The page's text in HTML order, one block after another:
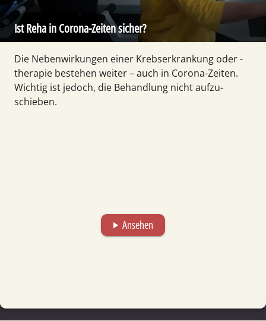
Ist Reha in Corona-Zeiten sicher?
Die Neben­wirkungen einer Krebs­erkrankung oder -
therapie bestehen weiter – auch in Corona-Zeiten.
Wichtig ist jedoch, die Behandlung nicht aufzu­
schieben.
play_arrow Ansehen